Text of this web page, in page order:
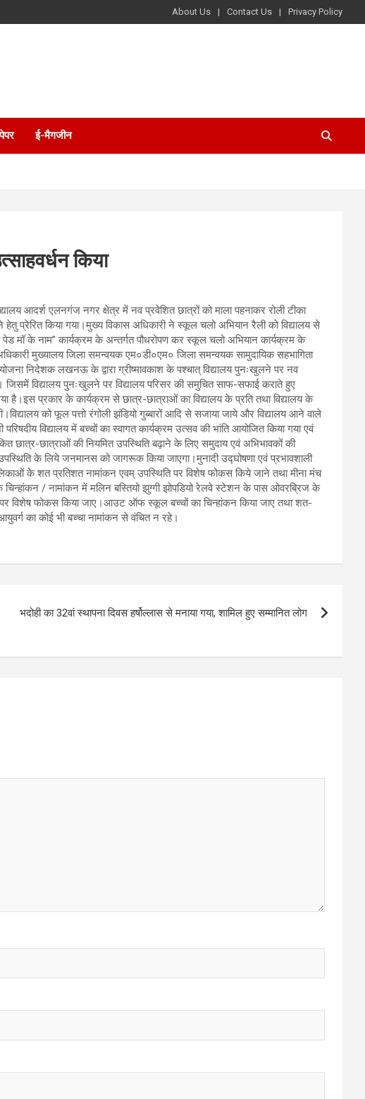
About Us Contact Us Privacy Policy
ई-मैगजीन
किया
आदर्श एलनगंज नगर क्षेत्र में नव प्रवेशित छात्रों को माला पहनाकर रोली टीका
प्रेरित किया गया।मुख्य विकास अधिकारी ने स्कूल चलो अभियान रैली को विद्यालय से
पेड मॉ के नाम’’ कार्यक्रम के अन्तर्गत पौधरोपण कर स्कूल चलो अभियान कार्यक्रम के
मुख्यालय जिला समन्वयक एम०डी०एम० जिला समन्वयक सामुदायिक सहभागिता
निदेशक लखनऊ के द्वारा ग्रीष्मावकाश के पश्चात् विद्यालय पुनःखुलने पर नव
विद्यालय पुनःखुलने पर विद्यालय परिसर की समुचित साफ-सफाई कराते हुए
है।इस प्रकार के कार्यक्रम से छात्र-छात्राओं का विद्यालय के प्रति तथा विद्यालय के
को फूल पत्तो रंगोली झंडियो गुब्बारों आदि से सजाया जाये और विद्यालय आने वाले
विद्यालय में बच्चों का स्वागत कार्यक्रम उत्सव की भांति आयोजित किया गया एवं
छात्र-छात्राओं की नियमित उपस्थिति बढ़ाने के लिए समुदाय एवं अभिभावकों की
के लिये जनमानस को जागरूक किया जाएगा।मुनादी उद्घोषणा एवं प्रभावशाली
के शत प्रतिशत नामांकन एवम् उपस्थिति पर विशेष फोकस किये जाने तथा मीना मंच
/ नामांकन में मलिन बस्तियो झुग्गी झोपडियो रेलवे स्टेशन के पास ओवरब्रिज के
पर विशेष फोकस किया जाए।आउट ऑफ स्कूल बच्चों का चिन्हांकन किया जाए तथा शत-
का कोई भी बच्चा नामांकन से वंचित न रहे।
भदोही का 32वां स्थापना दिवस हर्षोल्लास से मनाया गया, शामिल हुए सम्मानित लोग